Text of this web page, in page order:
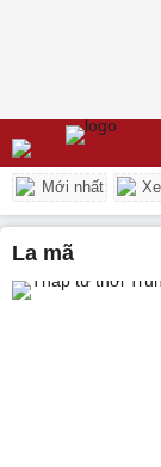
Mới nhất
la mã